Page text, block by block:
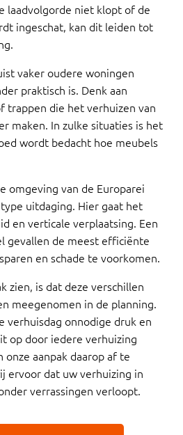
laadvolgorde niet klopt of de
ingeschat, kan dit leiden tot
vaker oudere woningen
praktisch is. Denk aan
trappen die het verhuizen van
maken. In zulke situaties is het
wordt bedacht hoe meubels
omgeving van de Europarei
uitdaging. Hier gaat het
en verticale verplaatsing. Een
gevallen de meest efficiënte
en schade te voorkomen.
zien, is dat deze verschillen
meegenomen in de planning.
verhuisdag onnodige druk en
op door iedere verhuizing
aanpak daarop af te
ervoor dat uw verhuizing in
verrassingen verloopt.